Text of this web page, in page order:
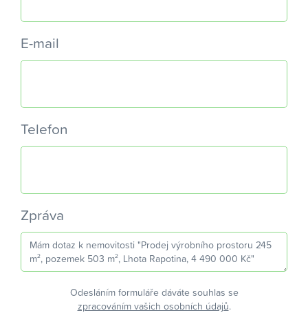
E-mail
Telefon
Zpráva
Odesláním formuláře dáváte souhlas se
zpracováním vašich osobních údajů.